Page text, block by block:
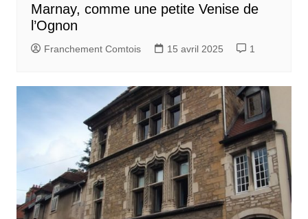
Marnay, comme une petite Venise de
l’Ognon
Franchement Comtois 15 avril 2025 1